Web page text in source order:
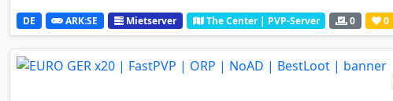
DE ARK:SE Mietserver The Center | PVP-Server 0 0